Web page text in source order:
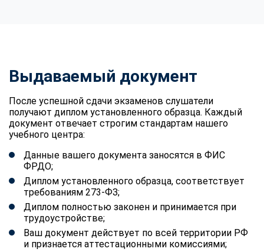
Выдаваемый документ
После успешной сдачи экзаменов слушатели
получают диплом установленного образца. Каждый
документ отвечает строгим стандартам нашего
учебного центра:
Данные вашего документа заносятся в ФИС
ФРДО;
Диплом установленного образца, соответствует
требованиям 273-ФЗ;
Диплом полностью законен и принимается при
трудоустройстве;
Ваш документ действует по всей территории РФ
и признается аттестационными комиссиями;